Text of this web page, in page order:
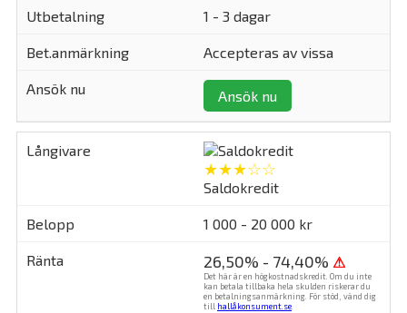
1 - 3 dagar
Accepteras av vissa
Ansök nu
★★★☆☆
Saldokredit
1 000 - 20 000 kr
26,50% - 74,40% ⚠
Det här är en högkostnadskredit. Om du inte
kan betala tillbaka hela skulden riskerar du
en betalningsanmärkning. För stöd, vänd dig
till hallåkonsument.se